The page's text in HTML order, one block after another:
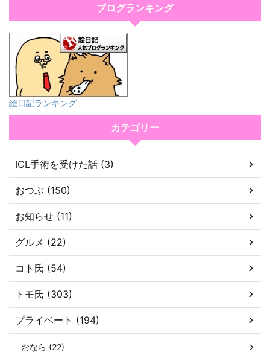
ブログランキング
絵日記ランキング
カテゴリー
ICL手術を受けた話 (3)
おつぶ (150)
お知らせ (11)
グルメ (22)
コト氏 (54)
トモ氏 (303)
プライベート (194)
おなら (22)